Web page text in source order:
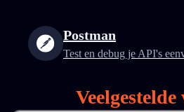
Postman
Test en debug je API's
Veelgestelde